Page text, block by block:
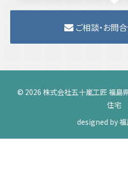
ご相談・お問
© 2026 株式会社五十嵐工匠 福島
住宅
designed by福